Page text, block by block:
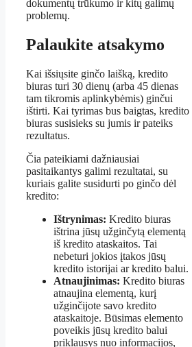
dokumentų trūkumo ir kitų galimų
problemų.
Palaukite atsakymo
Kai išsiųsite ginčo laišką, kredito
biuras turi 30 dienų (arba 45 dienas
tam tikromis aplinkybėmis) ginčui
ištirti. Kai tyrimas bus baigtas, kredito
biuras susisieks su jumis ir pateiks
rezultatus.
Čia pateikiami dažniausiai
pasitaikantys galimi rezultatai, su
kuriais galite susidurti po ginčo dėl
kredito:
Ištrynimas: Kredito biuras
ištrina jūsų užginčytą elementą
iš kredito ataskaitos. Tai
nebeturi jokios įtakos jūsų
kredito istorijai ar kredito balui.
Atnaujinimas: Kredito biuras
atnaujina elementą, kurį
užginčijote savo kredito
ataskaitoje. Būsimas elemento
poveikis jūsų kredito balui
priklausys nuo informacijos,